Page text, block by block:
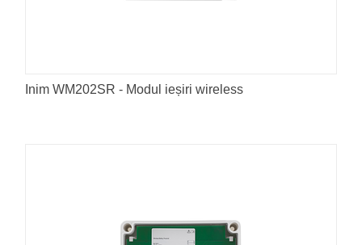
Inim WM202SR - Modul ieșiri wireless